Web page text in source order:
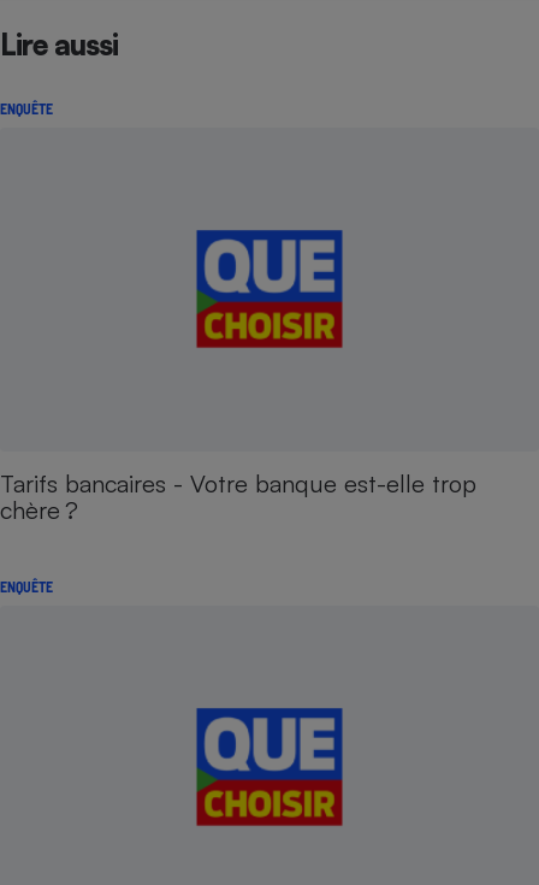
Lire aussi
ENQUÊTE
Tarifs bancaires - Votre banque est-elle trop
chère ?
ENQUÊTE